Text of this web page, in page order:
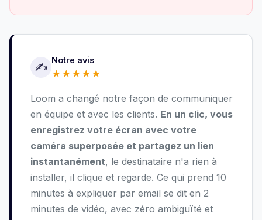
✍️
Notre avis
★ ★ ★ ★ ★
Loom a changé notre façon de communiquer
en équipe et avec les clients. En un clic, vous
enregistrez votre écran avec votre
caméra superposée et partagez un lien
instantanément, le destinataire n'a rien à
installer, il clique et regarde. Ce qui prend 10
minutes à expliquer par email se dit en 2
minutes de vidéo, avec zéro ambiguïté et